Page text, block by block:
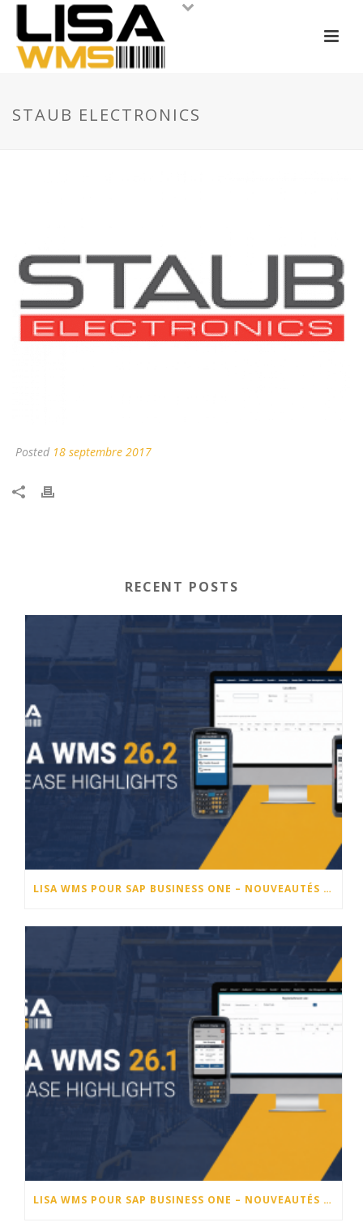
STAUB ELECTRONICS
Posted 18 septembre 2017
RECENT POSTS
LISA WMS POUR SAP BUSINESS ONE – NOUVEAUTÉS DE LA VERSION 26.2
LISA WMS POUR SAP BUSINESS ONE – NOUVEAUTÉS DE LA VERSION 26.1